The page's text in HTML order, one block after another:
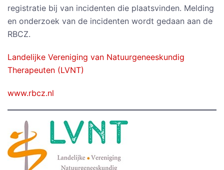
registratie bij van incidenten die plaatsvinden. Melding
en onderzoek van de incidenten wordt gedaan aan de
RBCZ.
Landelijke Vereniging van Natuurgeneeskundig
Therapeuten (LVNT)
www.rbcz.nl